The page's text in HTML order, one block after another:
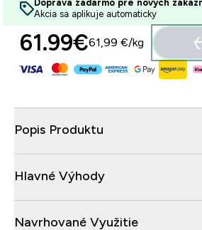
Doprava zadarmo pre nových
Akcia sa aplikuje automaticky
61.99€‎61,99 €‎/kg
Popis Produktu
Hlavné Výhody
Navrhované Využitie